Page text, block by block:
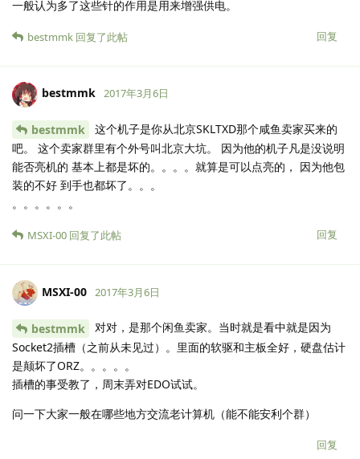
一般认为多了这些针的作用是用来增强供电。
回复
bestmmk 回复了此帖
bestmmk 2017年3月6日
bestmmk
这个机子是你从北京SKLTXD那个咸鱼卖家买来的
吧。 这个卖家群里有个外号叫北京大坑。 因为他的机子凡是没说明
能否亮机的 基本上都是坏的。。。。就算是可以点亮的， 因为他包
装的不好 到手也都坏了。。。
。。。。。。
回复
MSXI-00 回复了此帖
MSXI-00 2017年3月6日
bestmmk
对对，是那个闲鱼卖家。当时就是看中就是因为
Socket2插槽（之前从未见过）。里面的软驱和主板全好，硬盘估计
是颠坏了ORZ。。。。。
插槽的事受教了，周末弄对EDO试试。
问一下大家一般在哪些地方交流老计算机（能不能安利个群）
回复